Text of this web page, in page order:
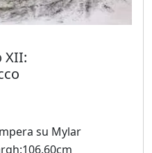
XII:
su Mylar